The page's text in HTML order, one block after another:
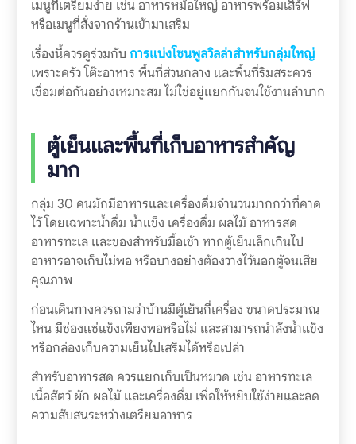
เมนูที่เตรียมง่าย เช่น อาหารหม้อใหญ่ อาหารพร้อมเสิร์ฟ
หรือเมนูที่สั่งจากร้านเข้ามาเสริม
เรื่องนี้ควรดูร่วมกับ การแบ่งโซนพูลวิลล่าสำหรับกลุ่มใหญ่
เพราะครัว โต๊ะอาหาร พื้นที่ส่วนกลาง และพื้นที่ริมสระควร
เชื่อมต่อกันอย่างเหมาะสม ไม่ใช่อยู่แยกกันจนใช้งานลำบาก
ตู้เย็นและพื้นที่เก็บอาหารสำคัญ
มาก
กลุ่ม 30 คนมักมีอาหารและเครื่องดื่มจำนวนมากกว่าที่คาด
ไว้ โดยเฉพาะน้ำดื่ม น้ำแข็ง เครื่องดื่ม ผลไม้ อาหารสด
อาหารทะเล และของสำหรับมื้อเช้า หากตู้เย็นเล็กเกินไป
อาหารอาจเก็บไม่พอ หรือบางอย่างต้องวางไว้นอกตู้จนเสีย
คุณภาพ
ก่อนเดินทางควรถามว่าบ้านมีตู้เย็นกี่เครื่อง ขนาดประมาณ
ไหน มีช่องแช่แข็งเพียงพอหรือไม่ และสามารถนำลังน้ำแข็ง
หรือกล่องเก็บความเย็นไปเสริมได้หรือเปล่า
สำหรับอาหารสด ควรแยกเก็บเป็นหมวด เช่น อาหารทะเล
เนื้อสัตว์ ผัก ผลไม้ และเครื่องดื่ม เพื่อให้หยิบใช้ง่ายและลด
ความสับสนระหว่างเตรียมอาหาร